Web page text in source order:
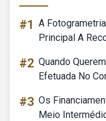
#1 A
Principal A
#2 Quando
Efetuada No
#3 Os
Meio